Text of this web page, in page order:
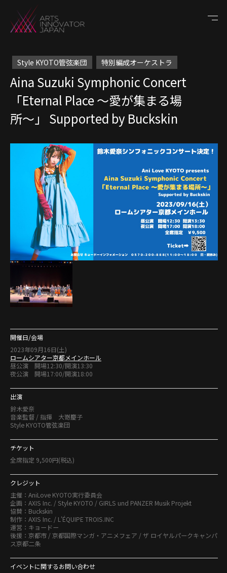
Style KYOTO管弦楽団 特別編成オーケストラ
Aina Suzuki Symphonic Concert
「Eternal Place 〜愛が集まる場
所〜」 Supported by Buckskin
開催日/会場
2023年09月16日(土)
ロームシアター京都メインホール
昼公演 開場12:30/開演13:30
夜公演 開場17:00/開演18:00
出演
鈴木愛奈
音楽監督 / 指揮 大嵜慶子
Style KYOTO管弦楽団
チケット
全席指定 9,500円(税込)
クレジット
主催：AniLove KYOTO実行委員会
企画：AXIS Inc. / Style KYOTO / GIRLS und PANZER Musik Projekt
協賛：Buckskin
制作：AXIS Inc. / L'ÉQUIPE TROIS.INC
運営：キョードー
後援：京都市 / 京都国際マンガ・アニメフェア / ザ ロイヤルパークキャンパ
ス京都二条
イベントに関するお問い合わせ